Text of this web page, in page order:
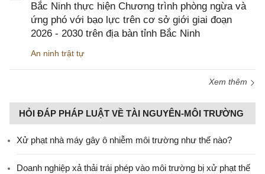
Bắc Ninh thực hiện Chương trình phòng ngừa và
ứng phó với bạo lực trên cơ sở giới giai đoạn
2026 - 2030 trên địa bàn tỉnh Bắc Ninh
An ninh trật tự
Xem thêm
HỎI ĐÁP PHÁP LUẬT VỀ TÀI NGUYÊN-MÔI TRƯỜNG
Xử phạt nhà máy gây ô nhiễm môi trường như thế nào?
Doanh nghiệp xả thải trái phép vào môi trường bị xử phạt thế